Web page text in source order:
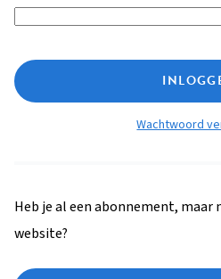
Wachtwoord
Heb je al een abonnement, maar
website?